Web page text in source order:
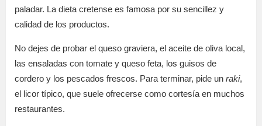
paladar. La dieta cretense es famosa por su sencillez y
calidad de los productos.
No dejes de probar el queso graviera, el aceite de oliva local,
las ensaladas con tomate y queso feta, los guisos de
cordero y los pescados frescos. Para terminar, pide un raki,
el licor típico, que suele ofrecerse como cortesía en muchos
restaurantes.